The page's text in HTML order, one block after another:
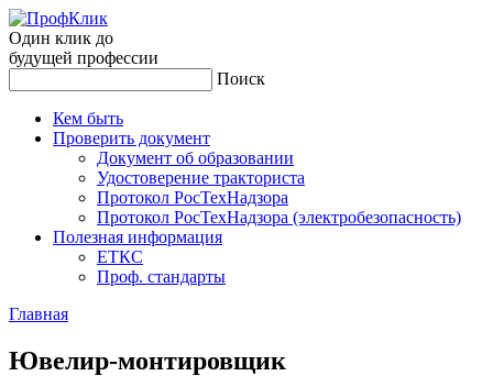
Один клик до
будущей профессии
Поиск
Кем быть
Проверить документ
Документ об образовании
Удостоверение тракториста
Протокол РосТехНадзора
Протокол РосТехНадзора (электробезопасность)
Полезная информация
ЕТКС
Проф. стандарты
Главная
Юве­лир-мон­ти­ров­щик